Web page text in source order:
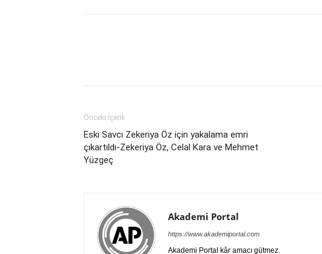
Önceki İçerik
Eski Savcı Zekeriya Öz için yakalama emri
çıkartıldı-Zekeriya Öz, Celal Kara ve Mehmet
Yüzgeç
Akademi Portal
https://www.akademiportal.com
Akademi Portal kâr amacı gütmez.